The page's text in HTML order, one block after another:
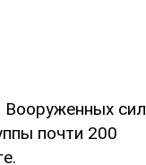
сил
почти 200